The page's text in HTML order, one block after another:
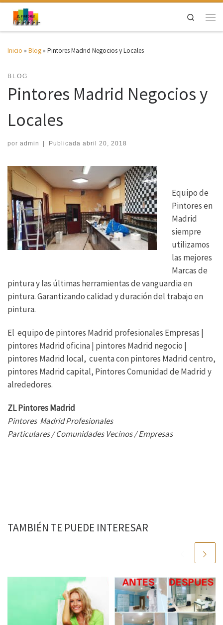
Saltar al contenido
Search
Inicio » Blog » Pintores Madrid Negocios y Locales
BLOG
Pintores Madrid Negocios y
Locales
por admin Publicada abril 20, 2018
Equipo de
Pintores en
Madrid
siempre
utilizamos
las mejores
Marcas de
pintura y las últimas herramientas de vanguardia en
pintura. Garantizando calidad y duración del trabajo en
pintura.
El equipo de pintores Madrid profesionales Empresas |
pintores Madrid oficina | pintores Madrid negocio |
pintores Madrid local, cuenta con pintores Madrid centro,
pintores Madrid capital, Pintores Comunidad de Madrid y
alrededores.
ZL Pintores Madrid
Pintores Madrid Profesionales
Particulares / Comunidades Vecinos / Empresas
TAMBIÉN TE PUEDE INTERESAR